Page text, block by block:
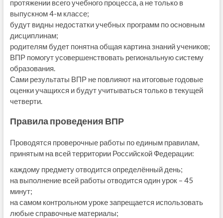
протяжении всего учебного процесса, а не только в
выпускном 4-м классе;
будут видны недостатки учебных программ по основным
дисциплинам;
родителям будет понятна общая картина знаний учеников;
ВПР помогут усовершенствовать региональную систему
образования.
Сами результаты ВПР не повлияют на итоговые годовые
оценки учащихся и будут учитываться только в текущей
четверти.
Правила проведения ВПР
Проводятся проверочные работы по единым правилам,
принятым на всей территории Российской Федерации:
каждому предмету отводится определённый день;
на выполнение всей работы отводится один урок – 45
минут;
на самом контрольном уроке запрещается использовать
любые справочные материалы;